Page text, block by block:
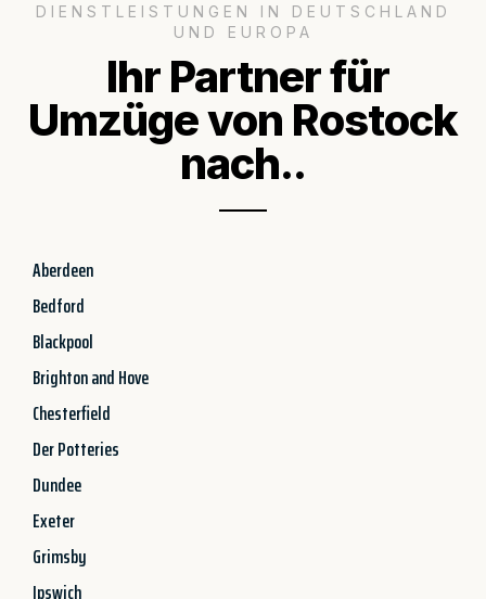
DIENSTLEISTUNGEN IN DEUTSCHLAND
UND EUROPA
Ihr Partner für
Umzüge von Rostock
nach..
Aberdeen
Bedford
Blackpool
Brighton and Hove
Chesterfield
Der Potteries
Dundee
Exeter
Grimsby
Ipswich